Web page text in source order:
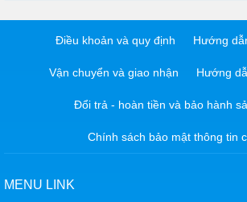
Điều khoản và quy định Hướng
Vận chuyển và giao nhận Hướng
Đổi trả - hoàn tiền và bảo hành
Chính sách bảo mật thông tin
MENU LINK